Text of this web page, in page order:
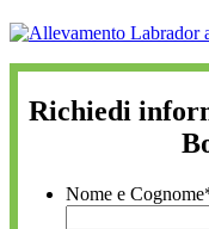
Richiedi
Nome e Cognome